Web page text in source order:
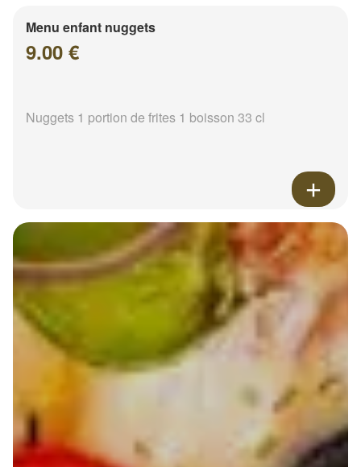
Menu enfant nuggets
9.00 €
Nuggets 1 portion de frites 1 boisson 33 cl